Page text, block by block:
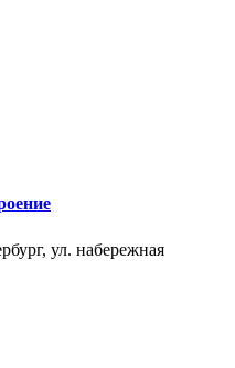
ул. набережная